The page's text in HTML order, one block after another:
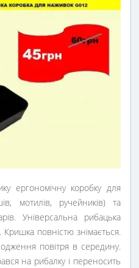
ергономічну коробку для
мотилів, ручейників) та
Універсальна рибацька
Кришка повністю знімається.
повітря в середину.
на рибалку і переносить